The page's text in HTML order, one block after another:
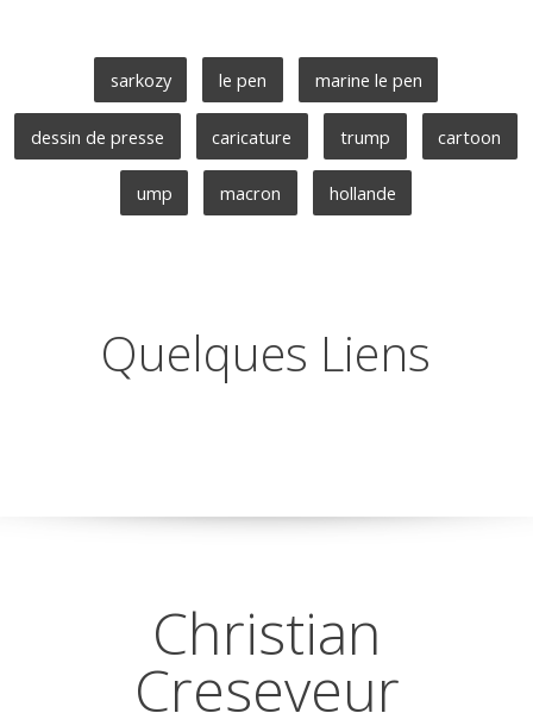
sarkozy le pen marine le pen
dessin de presse caricature trump cartoon
ump macron hollande
Quelques Liens
Christian
Creseveur